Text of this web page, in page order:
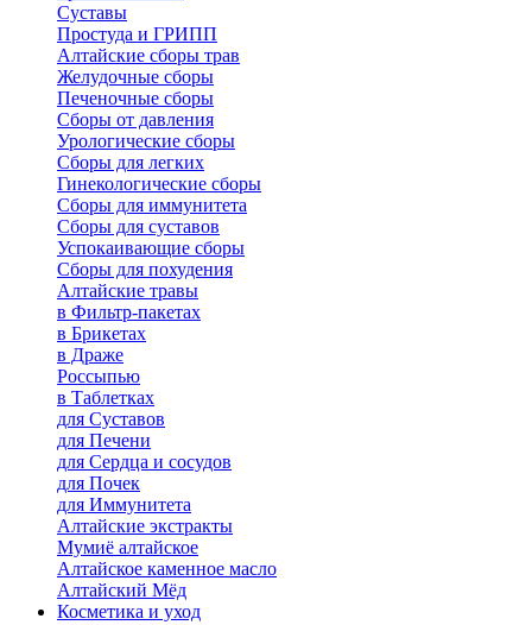
Суставы
Простуда и ГРИПП
Алтайские сборы трав
Желудочные сборы
Печеночные сборы
Сборы от давления
Урологические сборы
Сборы для легких
Гинекологические сборы
Сборы для иммунитета
Сборы для суставов
Успокаивающие сборы
Сборы для похудения
Алтайские травы
в Фильтр-пакетах
в Брикетах
в Драже
Россыпью
в Таблетках
для Cуставов
для Печени
для Сердца и сосудов
для Почек
для Иммунитета
Алтайские экстракты
Мумиё алтайское
Алтайское каменное масло
Алтайский Мёд
Косметика и уход